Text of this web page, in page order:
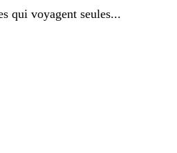
qui voyagent seules...